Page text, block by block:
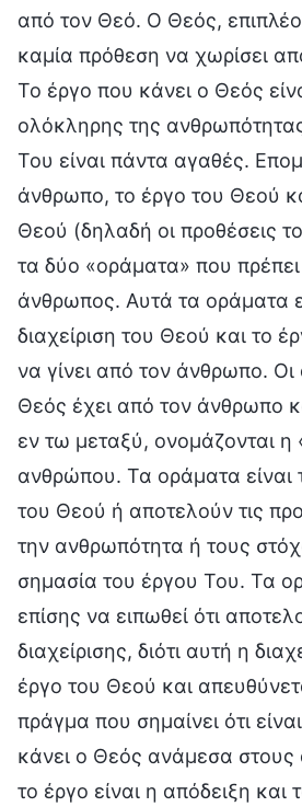
από τον Θεό. Ο Θεός,
καμία πρόθεση να χωρίσει
Το έργο που κάνει ο Θεός
ολόκληρης της
Του είναι πάντα αγαθές.
άνθρωπο, το έργο του Θεού
Θεού (δηλαδή οι προθέσεις
τα δύο «οράματα» που πρέπει
άνθρωπος. Αυτά τα οράματα
διαχείριση του Θεού και το
να γίνει από τον άνθρωπο. Οι
Θεός έχει από τον άνθρωπο
εν τω μεταξύ, ονομάζονται η
ανθρώπου. Τα οράματα είναι
του Θεού ή αποτελούν τις
την ανθρωπότητα ή τους
σημασία του έργου Του. Τα
επίσης να ειπωθεί ότι
διαχείρισης, διότι αυτή η
έργο του Θεού και
πράγμα που σημαίνει ότι
κάνει ο Θεός ανάμεσα
το έργο είναι η απόδειξη και